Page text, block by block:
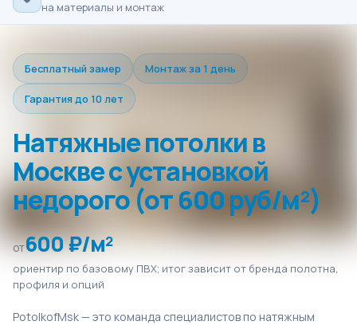
на материалы и монтаж
Бесплатный замер Монтаж за 1 день
Гарантия до 10 лет
Натяжные потолки в
Москве с установкой
недорого (от 600 руб/м²)
от600 ₽/м²
ориентир по базовому ПВХ; итог зависит от бренда полотна,
профиля и опций
PotolkofMsk — это команда специалистов по натяжным